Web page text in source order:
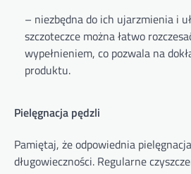
– niezbędna do ich ujarzmienia i
szczoteczce można łatwo
wypełnieniem, co pozwala na
produktu.
Pielęgnacja pędzli
Pamiętaj, że odpowiednia
długowieczności. Regularne